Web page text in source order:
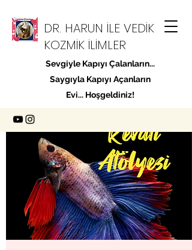
DR. HARUN İLE VEDİK
KOZMİK İLİMLER
Sevgiyle Kapıyı Çalanların...
Saygıyla Kapıyı Açanların
Evi... Hoşgeldiniz!